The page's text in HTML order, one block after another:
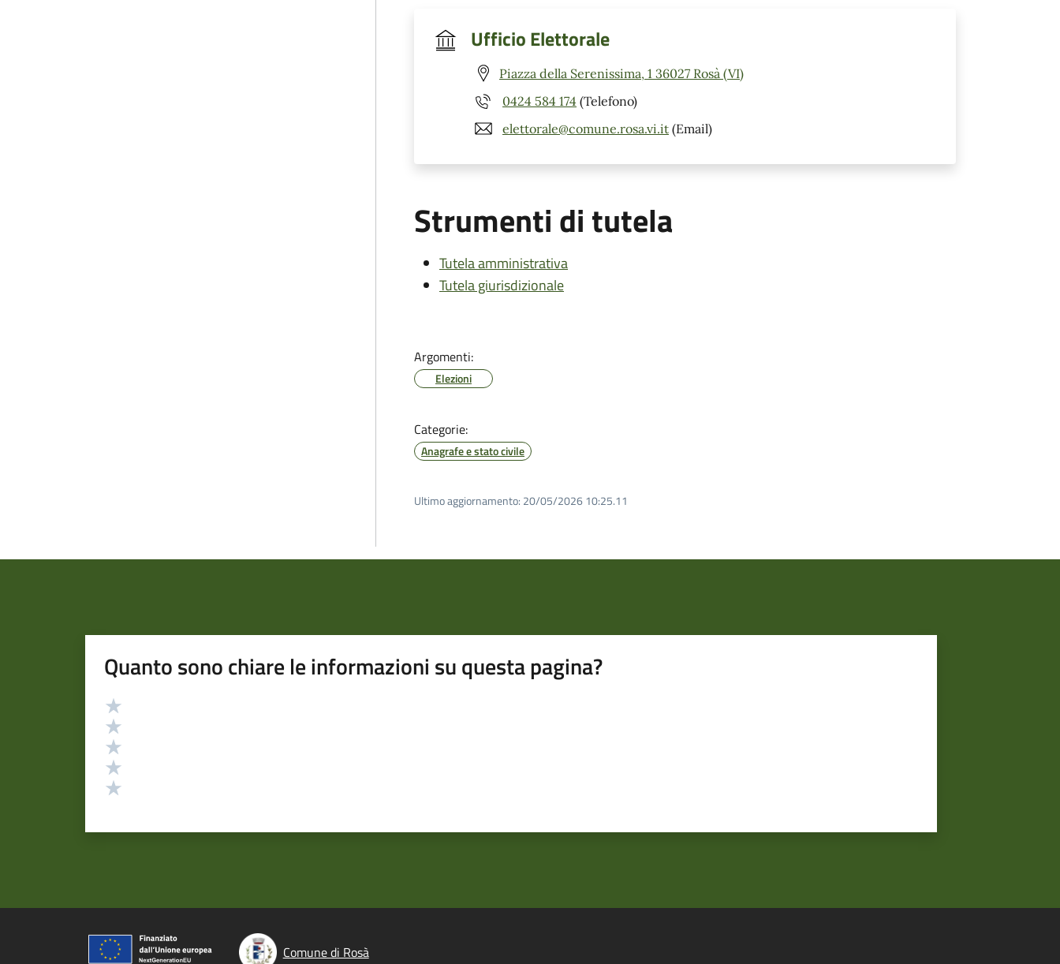
Ufficio Elettorale
Piazza della Serenissima, 1 36027 Rosà (VI)
0424 584 174 (Telefono)
elettorale@comune.rosa.vi.it (Email)
Strumenti di tutela
Tutela amministrativa
Tutela giurisdizionale
Argomenti:
Elezioni
Categorie:
Anagrafe e stato civile
Ultimo aggiornamento: 20/05/2026 10:25.11
Quanto sono chiare le informazioni su questa pagina?
Valutazione
Comune di Rosà